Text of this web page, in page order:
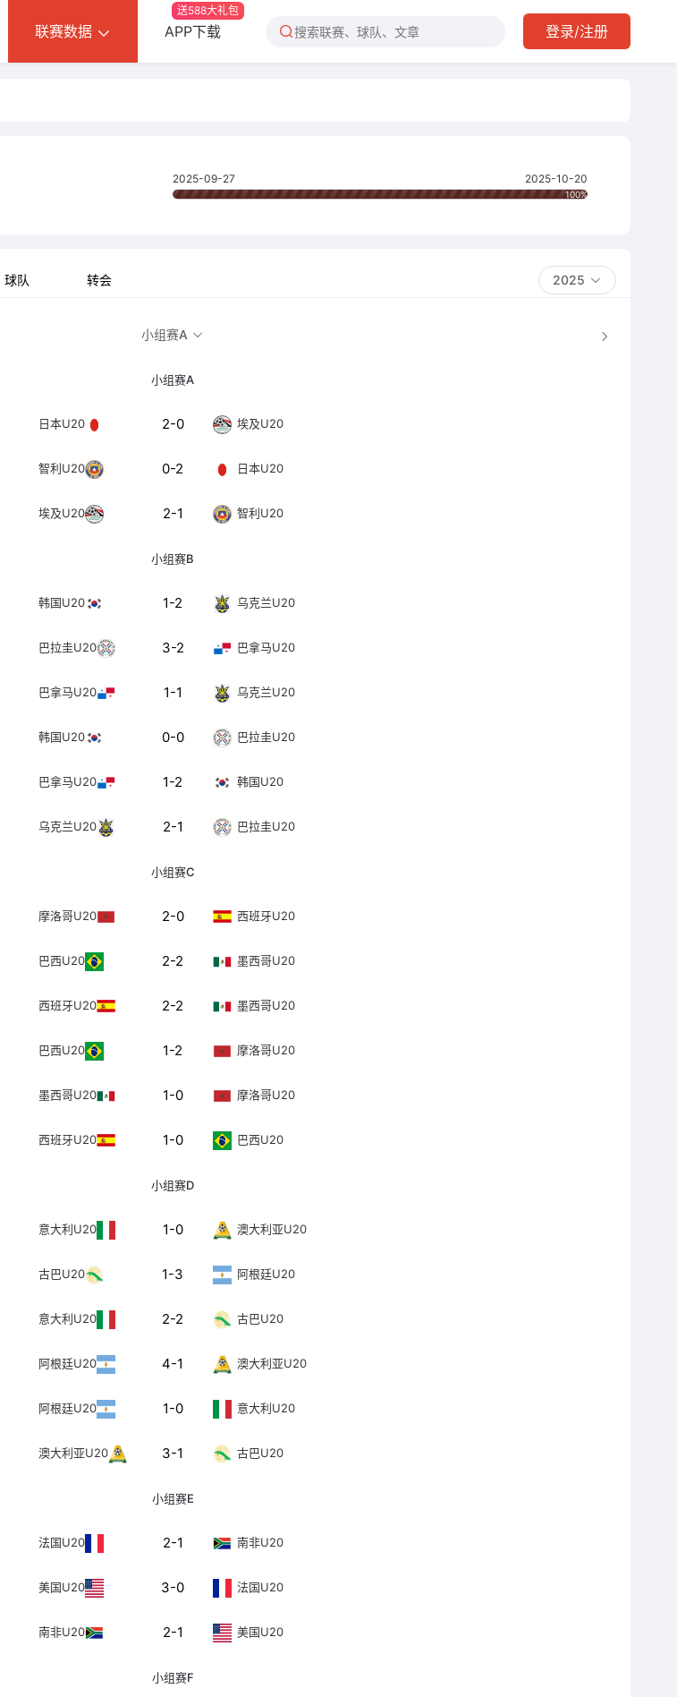
联赛数据 APP下载
送588大礼包
登录/注册
2025-09-27 2025-10-20
100%
球队 转会 2025
小组赛A
小组赛A
日本U20 2-0 埃及U20
智利U20 0-2 日本U20
埃及U20 2-1 智利U20
小组赛B
韩国U20 1-2 乌克兰U20
巴拉圭U20 3-2 巴拿马U20
巴拿马U20 1-1 乌克兰U20
韩国U20 0-0 巴拉圭U20
巴拿马U20 1-2 韩国U20
乌克兰U20 2-1 巴拉圭U20
小组赛C
摩洛哥U20 2-0 西班牙U20
巴西U20 2-2 墨西哥U20
西班牙U20 2-2 墨西哥U20
巴西U20 1-2 摩洛哥U20
墨西哥U20 1-0 摩洛哥U20
西班牙U20 1-0 巴西U20
小组赛D
意大利U20 1-0 澳大利亚U20
古巴U20 1-3 阿根廷U20
意大利U20 2-2 古巴U20
阿根廷U20 4-1 澳大利亚U20
阿根廷U20 1-0 意大利U20
澳大利亚U20 3-1 古巴U20
小组赛E
法国U20 2-1 南非U20
美国U20 3-0 法国U20
南非U20 2-1 美国U20
小组赛F